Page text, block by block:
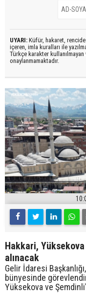
UYARI: Küfür, hakaret,
içeren, imla kuralları ile
Türkçe karakter
onaylanmamaktadır.
Hakkari,
alınacak
Gelir İdaresi
bünyesinde
Yüksekova ve